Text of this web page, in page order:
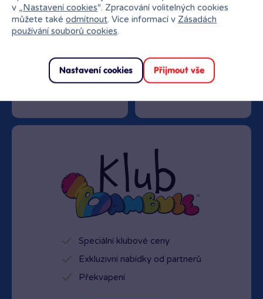
Doprava zdarma od
Rezervace na prodejně
Speciální klubové ceny
Exkluzivní nabídky od partnerů
Překvapení
v „Nastavení cookies“. Zpracování volitelných cookies
můžete také odmítnout. Více informací v Zásadách
používání souborů cookies.
Nastavení cookies Přijmout vše